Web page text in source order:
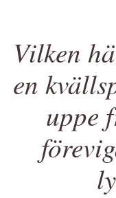
Vilken
en
uppe